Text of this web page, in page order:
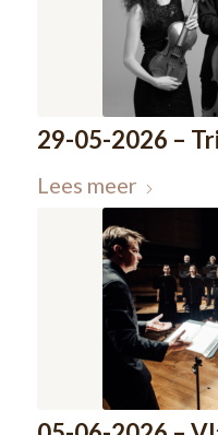
29-05-2026 –
Lees meer